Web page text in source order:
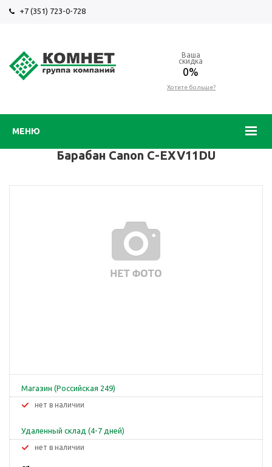
+7 (351) 723-0-728
МЕНЮ
Ваша
скидка
0%
Хотите больше?
Барабан Canon C-EXV11DU
Магазин (Российская 249)
Нет в наличии
Удаленный склад (4-7 дней)
Нет в наличии